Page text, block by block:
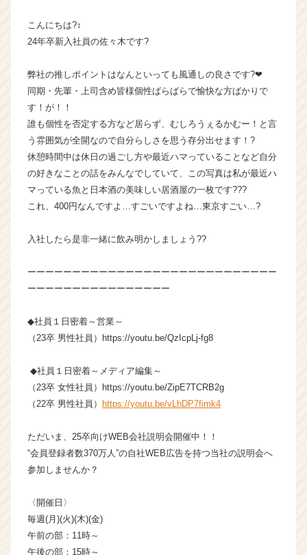
タ
ム
ラ
|
ベ
ン
チ
ャ
ー・
企
か
ら
カ
ト
届
く
就
サ
ト
こんにちは?‍↕️
24年卒新入社員の佐々木です?
弊社の推しポイントはなんといっても風通しの良さです?️❤︎
同期・先輩・上司含め皆様個性ばらばらで愉快な方ばかりで
す！が！！
誰も個性を否定する方など居らず、むしろうぇるかむー！と言
う雰囲気が全開なので自分らしさを思う存分出せます！?
休憩時間中は休日の過ごし方や最近ハマっていることなど自分
の好きなことの話をみんなでしていて、この写真は私が最近ハ
マっている魚と日本酒の美味しい居酒屋の一枚です???
これ、400円なんですよ…すごいですよね…東京すごい…?
入社したら是非一緒に飲み明かしましょう??
ーーーーーーーーーーーーーーーーーーーーーーーーーーーー
ーーーーーーーーーーーーーーーー
◆社員１日密着～営業～
（23卒 男性社員）⁡https://youtu.be/QzIcpLj-fg8
◆社員１日密着～メディア編集～
（23卒 女性社員）https://youtu.be/ZipE7TCRB2g
（22卒 男性社員）
https://youtu.be/vLhDP7fimk4
ただいま、25卒向けWEB会社説明会開催中！！
“会員登録者数370万人”の自社WEB広告を持つ当社の説明会へ
参加しませんか？
〈開催日〉
毎週(月)(火)(木)(金)
午前の部：11時～
午後の部：15時～